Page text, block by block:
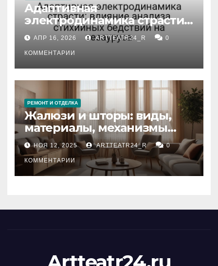
Адаптивная
электродинамика страсти:
влияние анализа
стихийных бедствий на
тезауруса
АПР 16, 2026 ARTTEATR24_R 0
КОММЕНТАРИИ
РЕМОНТ И ОТДЕЛКА
Жалюзи и шторы: виды,
материалы, механизмы
управления и уход
НОЯ 12, 2025 ARTTEATR24_R 0
КОММЕНТАРИИ